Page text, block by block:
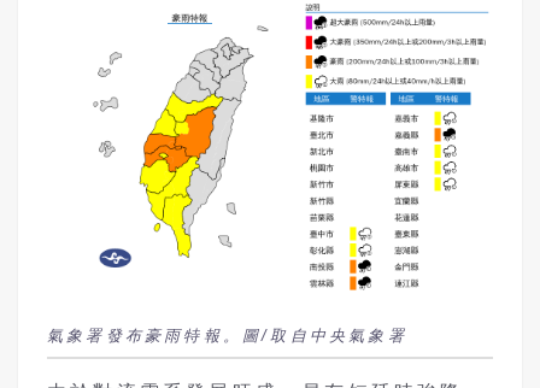
氣象署發布豪雨特報。圖/取自中央氣象署